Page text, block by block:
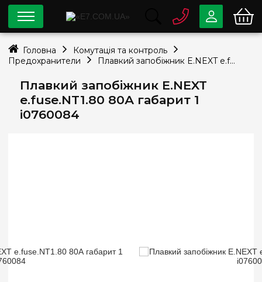
Плавкий запобіжник E.NEXT
e.fuse.NT1.80 80А габарит 1
i0760084
0 80033-63-07
info@e7.com.ua
044334-79-78
Viber Telegram
Головна
Комутація та контроль
Предохранители
Плавкий запобіжник E.NEXT e.fuse.NT1.80 80А габарит 1 i0760084